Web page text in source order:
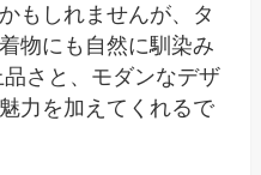
もしれませんが、タ
物にも自然に馴染み
さと、モダンなデザ
力を加えてくれるで